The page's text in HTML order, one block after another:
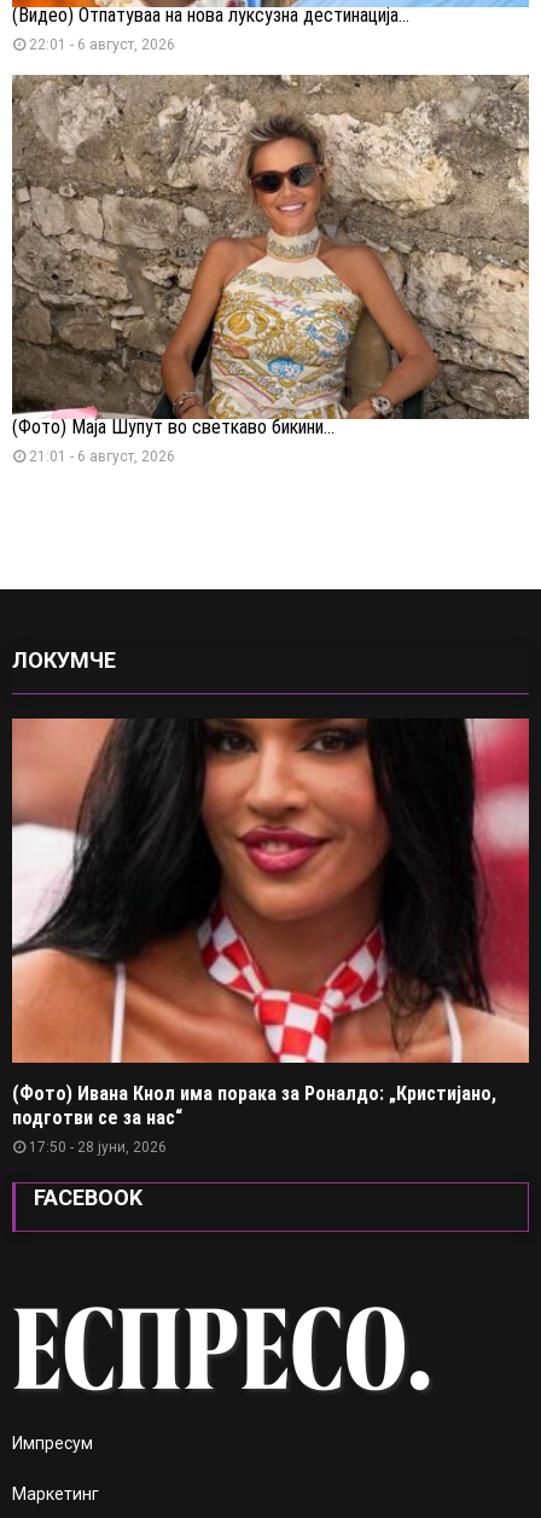
(Видео) Отпатуваа на нова луксузна дестинација...
22:01 - 6 август, 2026
(Фото) Маја Шупут во светкаво бикини...
21:01 - 6 август, 2026
ЛОКУМЧЕ
(Фото) Ивана Кнол има порака за Роналдо: „Кристијано,
подготви се за нас“
17:50 - 28 јуни, 2026
FACEBOOK
Импресум
Маркетинг